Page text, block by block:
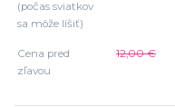
(počas sviatkov
sa môže líšiť)
Cena pred
zľavou
12,00 €